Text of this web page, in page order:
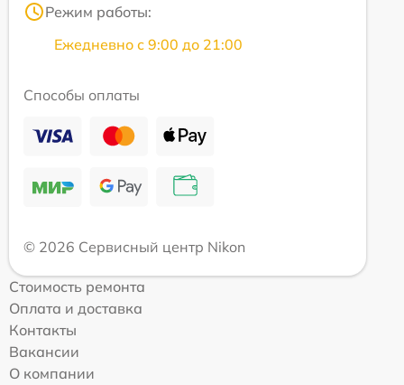
Режим работы:
Ежедневно с 9:00 до 21:00
Способы оплаты
© 2026 Сервисный центр Nikon
Стоимость ремонта
Оплата и доставка
Контакты
Вакансии
О компании